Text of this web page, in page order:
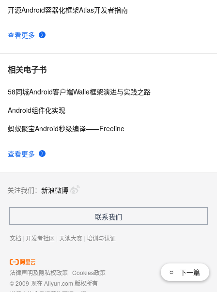
8 【Android  学习】小知识Notification的新旧用法
9 Android4: Write Storage权限问题
10
查看更多
开源Android容器化框架Atlas开发者指南
相关电子书
查看更多
58同城Android客户端Walle框架演进与实践之路
Android组件化实现
蚂蚁聚宝Android秒级编译——Freeline
下一篇
关注我们： 新浪微博
联系我们
文档 | 开发者社区 | 天池大赛 | 培训与认证
法律声明及隐私权政策 | Cookies政策
© 2009-现在 Aliyun.com 版权所有